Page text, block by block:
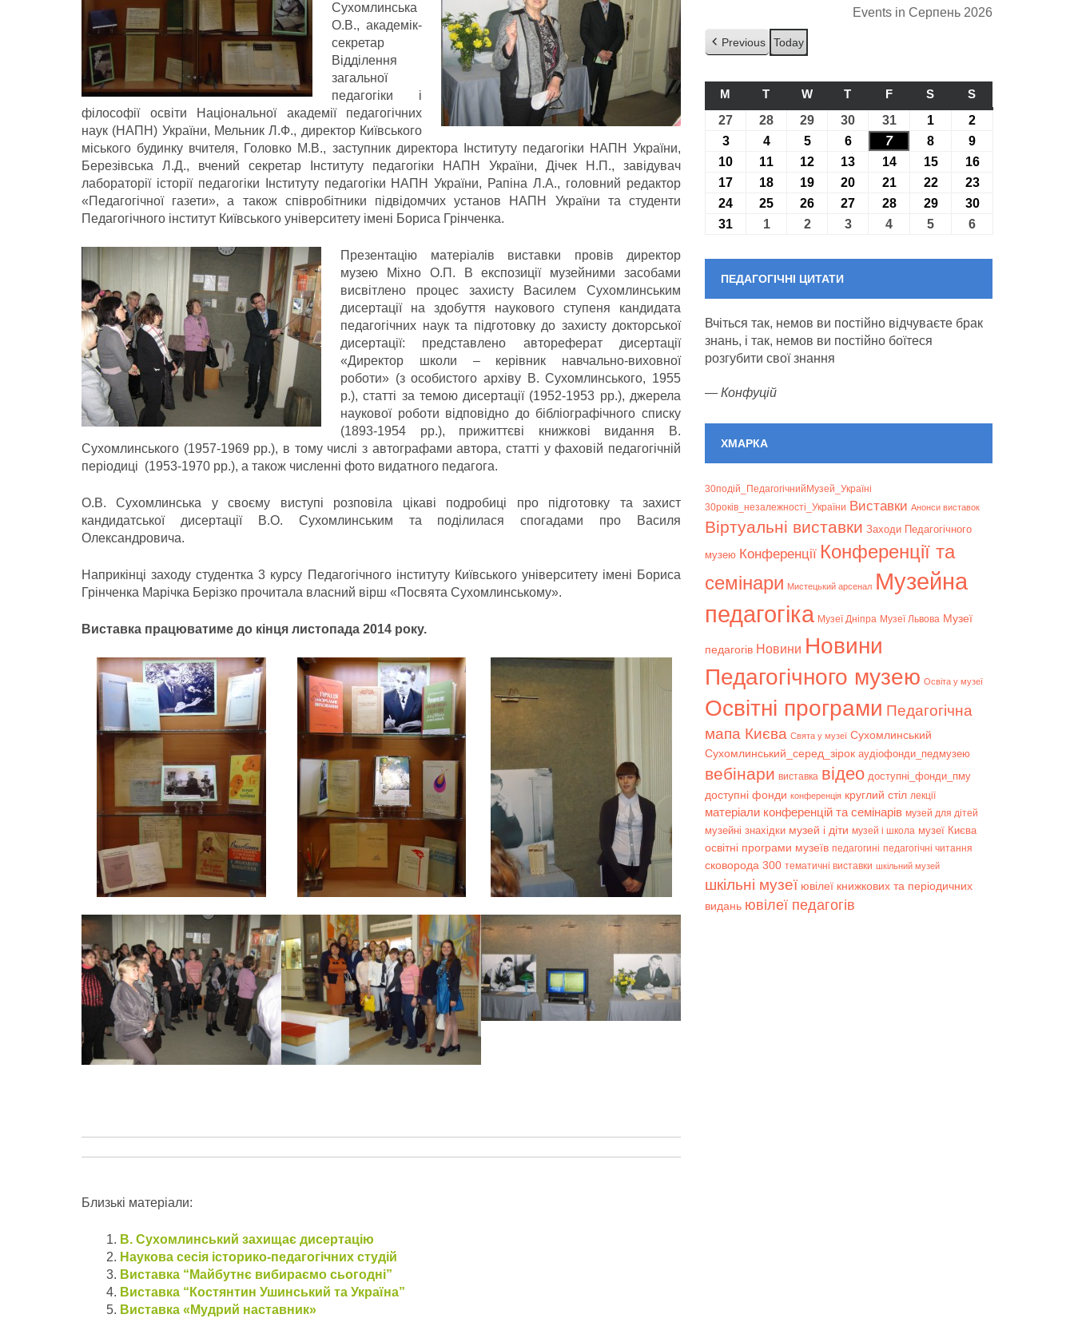
Сухомлинська
О.В., академік-
секретар
Відділення
загальної
педагогіки і
філософії освіти Національної академії педагогічних
наук (НАПН) України, Мельник Л.Ф., директор Київського
міського будинку вчителя, Головко М.В., заступник директора Інституту педагогіки НАПН України,
Березівська Л.Д., вчений секретар Інституту педагогіки НАПН України, Дічек Н.П., завідувач
лабораторії історії педагогіки Інституту педагогіки НАПН України, Рапіна Л.А., головний редактор
«Педагогічної газети», а також співробітники підвідомчих установ НАПН України та студенти
Педагогічного інститут Київського університету імені Бориса Грінченка.
Презентацію матеріалів виставки провів директор
музею Міхно О.П. В експозиції музейними засобами
висвітлено процес захисту Василем Сухомлинським
дисертації на здобуття наукового ступеня кандидата
педагогічних наук та підготовку до захисту докторської
дисертації: представлено автореферат дисертації
«Директор школи – керівник навчально-виховної
роботи» (з особистого архіву В. Сухомлинського, 1955
р.), статті за темою дисертації (1952-1953 рр.), джерела
наукової роботи відповідно до бібліографічного списку
(1893-1954 рр.), прижиттєві книжкові видання В.
Сухомлинського (1957-1969 рр.), в тому числі з автографами автора, статті у фаховій педагогічній
періодиці (1953-1970 рр.), а також численні фото видатного педагога.
О.В. Сухомлинська у своєму виступі розповіла цікаві подробиці про підготовку та захист
кандидатської дисертації В.О. Сухомлинським та поділилася спогадами про Василя
Олександровича.
Наприкінці заходу студентка 3 курсу Педагогічного інституту Київського університету імені Бориса
Грінченка Марічка Берізко прочитала власний вірш «Посвята Сухомлинському».
Виставка працюватиме до кінця листопада 2014 року.
Близькі матеріали:
В. Сухомлинський захищає дисертацію
Наукова сесія історико-педагогічних студій
Виставка “Майбутнє вибираємо сьогодні”
Виставка “Костянтин Ушинський та Україна”
Виставка «Мудрий наставник»
Events in Серпень 2026
Previous Today
M ПОНЕДІЛОК
T ВІВТОРОК
WСЕРЕДА
T ЧЕТВЕР
FП’ЯТНИЦЯ
S СУБОТА
S
27 27.07.2026
28 28.07.2026
29 29.07.2026
30 30.07.2026
3131.07.2026
1 01.08.2026
2
303.08.2026
404.08.2026
505.08.2026
606.08.2026
707.08.2026
8 08.08.2026
9
10 10.08.2026
11 11.08.2026
12 12.08.2026
13 13.08.2026
1414.08.2026
1515.08.2026
1616.08.2026
17 17.08.2026
18 18.08.2026
19 19.08.2026
20 20.08.2026
2121.08.2026
2222.08.2026
2323.08.2026
24 24.08.2026
25 25.08.2026
26 26.08.2026
27 27.08.2026
2828.08.2026
2929.08.2026
3030.08.2026
31 31.08.2026
101.09.2026
202.09.2026
303.09.2026
4 04.09.2026
5 05.09.2026
6
ПЕДАГОГІЧНІ ЦИТАТИ
Вчіться так, немов ви постійно відчуваєте брак
знань, і так, немов ви постійно боїтеся
розгубити свої знання
— Конфуцій
ХМАРКА
30подій_ПедагогічнийМузей_Україні
30років_незалежності_України Bиставки Анонси виставок
Віртуальні виставки Заходи Педагогічного
музею Конференції Конференції та
семінари Мистецький арсенал Музейна
педагогіка Музеї Дніпра Музеї Львова Музеї
педагогів Новини Новини
Педагогічного музею Освіта у музеї
Освітні програми Педагогічна
мапа Києва Свята у музеї Сухомлинський
Сухомлинський_серед_зірок аудіофонди_педмузею
вебінари виставка відео доступні_фонди_пму
доступні фонди конференція круглий стіл лекції
матеріали конференцій та семінарів музей для дітей
музейні знахідки музей і діти музей і школа музеї Києва
освітні програми музеїв педагогині педагогічні читання
сковорода 300 тематичні виставки шкільний музей
шкільні музеї ювілеї книжкових та періодичних
видань ювілеї педагогів